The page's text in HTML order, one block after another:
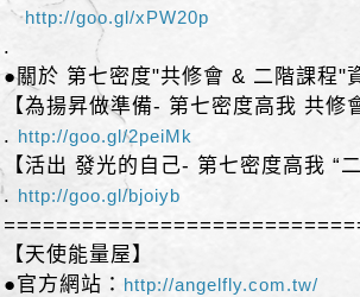
http://goo.gl/xPW20p
.
●關於 第七密度"共修會 & 二階課程"
【為揚昇做準備- 第七密度高我 共修
. http://goo.gl/2peiMk
【活出 發光的自己- 第七密度高我 “
. http://goo.gl/bjoiyb
【天使能量屋】
●官方網站： http://angelfly.com.tw/